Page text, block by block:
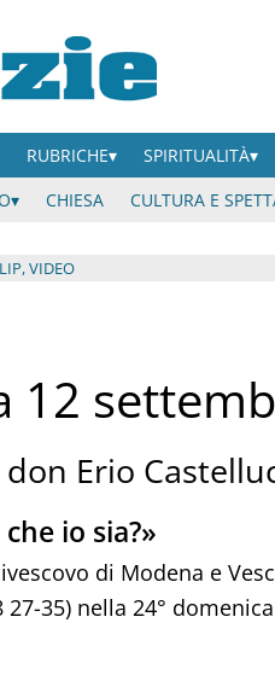
RUBRICHE SPIRITUALITÀ
CHIESA CULTURA E
VIDEO
12
Erio
io sia?»
di Modena e
35) nella 24°